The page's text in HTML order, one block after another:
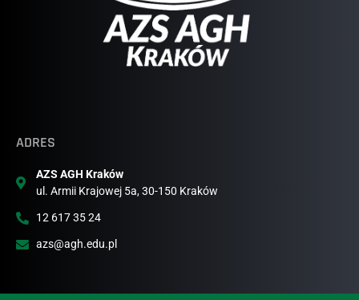
ADRES
AZS AGH Kraków
ul. Armii Krajowej 5a, 30-150 Kraków
12 617 35 24
azs@agh.edu.pl